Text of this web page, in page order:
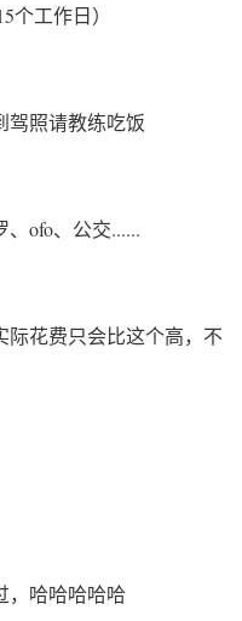
个工作日）
驾照请教练吃饭
ofo、公交......
际花费只会比这个高，不
，哈哈哈哈哈